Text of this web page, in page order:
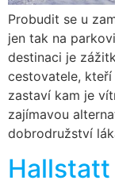
Probudit se u
jen tak na
destinaci je
cestovatele, kteří
zastaví kam je
zajímavou
dobrodružství
Hallstatt